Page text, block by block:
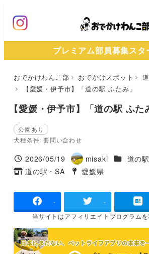
ン
プレミアム部員募集スタ
おでかけわんこ部 おでかけスポット
【愛媛・伊予市】「道の駅 ふたみ」
【愛媛・伊予市】「道の駅 ふた
公園あり
犬種条件: 要問い合わせ
投稿日
2026/05/19
著
者
misaki 施設ジャ
道の
タグ
道の駅・SA
タグ
愛媛県
- -
当サイトはアフィリエイトプログラムを